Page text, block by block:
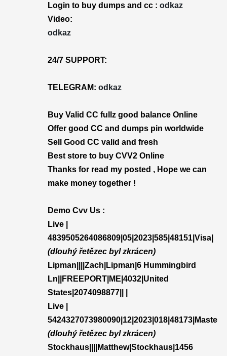
Login to buy dumps and cc : odkaz
Video:
odkaz
24/7 SUPPORT:
TELEGRAM: odkaz
Buy Valid CC fullz good balance Online
Offer good CC and dumps pin worldwide
Sell Good CC valid and fresh
Best store to buy CVV2 Online
Thanks for read my posted , Hope we can
make money together !
Demo Cvv Us :
Live |
4839505264086809|05|2023|585|48151|Visa|
(dlouhý řetězec byl zkrácen)
Lipman||||Zach|Lipman|6 Hummingbird
Ln||FREEPORT|ME|4032|United
States|2074098877|| |
Live |
5424327073980090|12|2023|018|48173|Maste
(dlouhý řetězec byl zkrácen)
Stockhaus||||Matthew|Stockhaus|1456